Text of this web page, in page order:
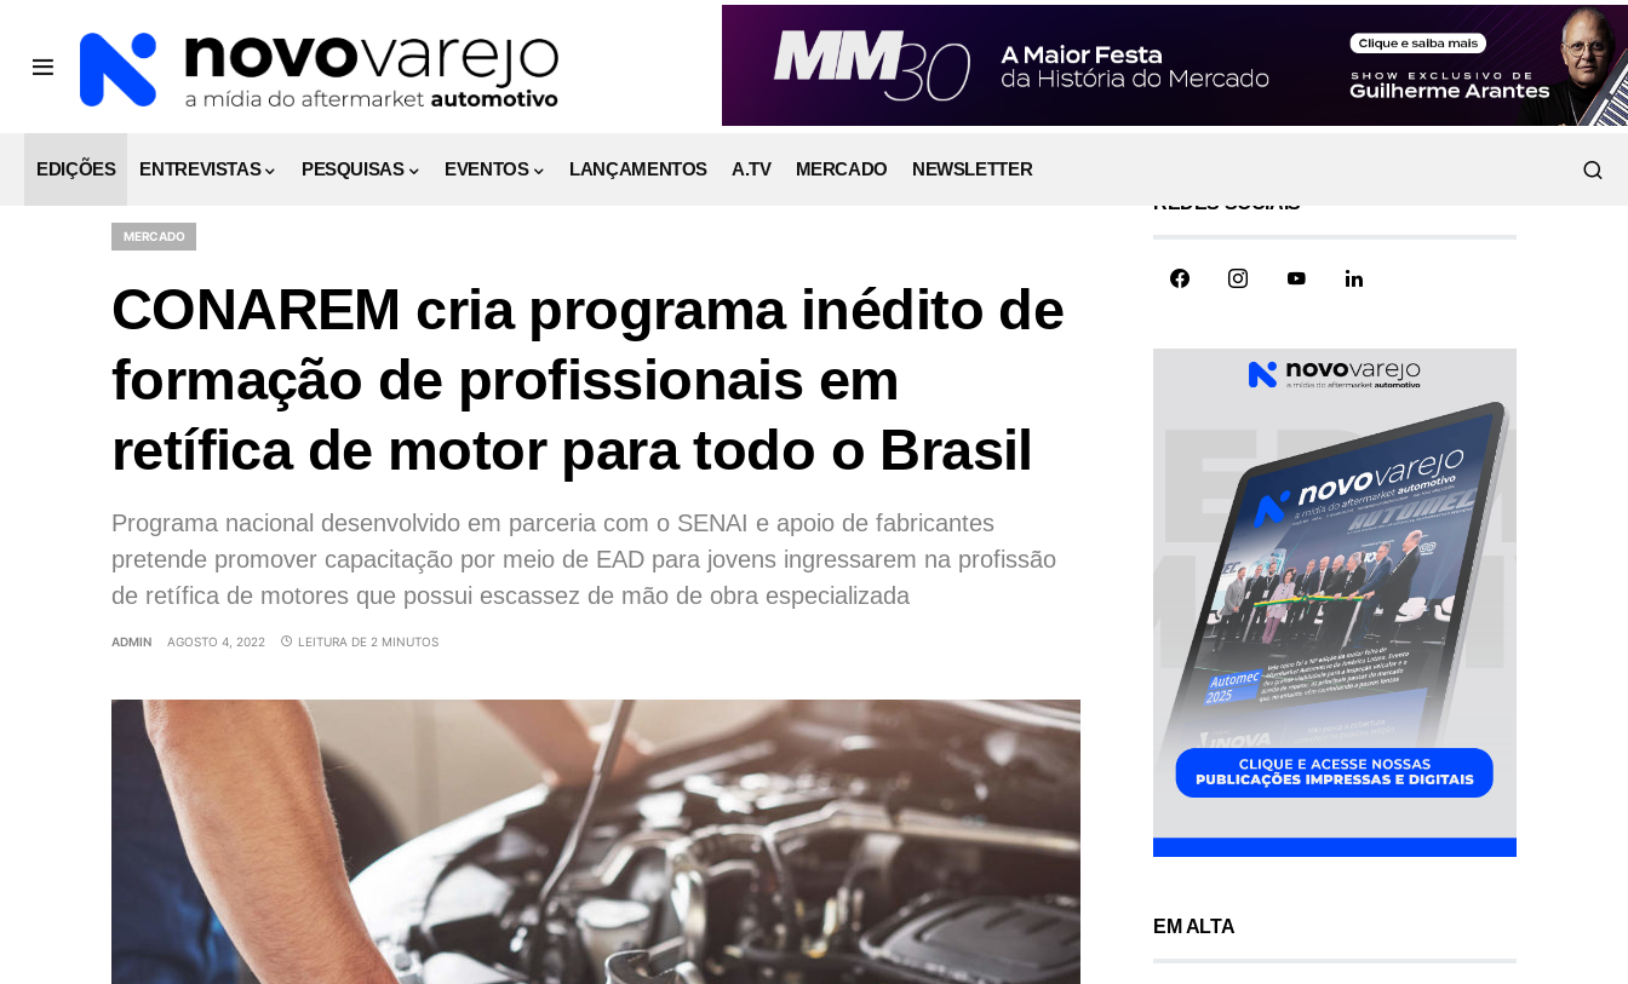
EDIÇÕES ENTREVISTAS PESQUISAS EVENTOS LANÇAMENTOS A.TV MERCADO NEWSLETTER
MERCADO
CONAREM cria programa inédito de
formação de profissionais em
retífica de motor para todo o Brasil
Programa nacional desenvolvido em parceria com o SENAI e apoio de fabricantes
pretende promover capacitação por meio de EAD para jovens ingressarem na profissão
de retífica de motores que possui escassez de mão de obra especializada
ADMIN AGOSTO 4, 2022 LEITURA DE 2 MINUTOS
REDES SOCIAIS
EM ALTA